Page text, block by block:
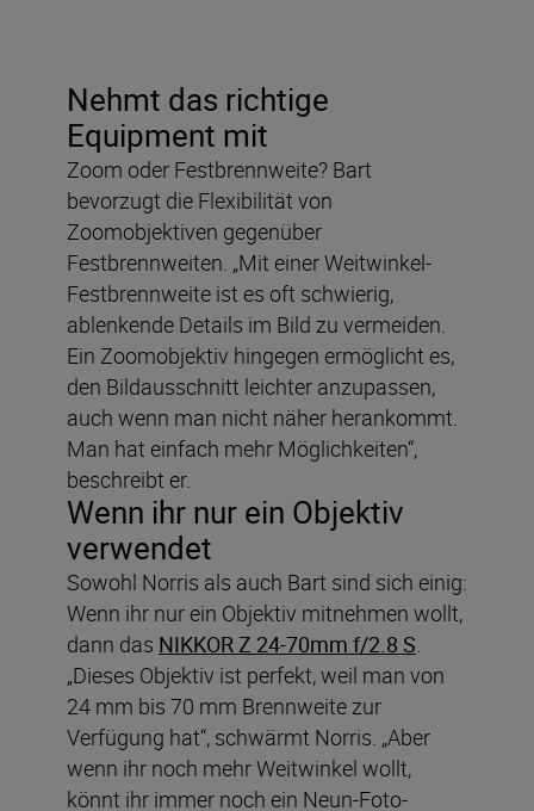
Nehmt das richtige
Equipment mit
Zoom oder Festbrennweite? Bart
bevorzugt die Flexibilität von
Zoomobjektiven gegenüber
Festbrennweiten. „Mit einer Weitwinkel-
Festbrennweite ist es oft schwierig,
ablenkende Details im Bild zu vermeiden.
Ein Zoomobjektiv hingegen ermöglicht es,
den Bildausschnitt leichter anzupassen,
auch wenn man nicht näher herankommt.
Man hat einfach mehr Möglichkeiten“,
beschreibt er.
Wenn ihr nur ein Objektiv
verwendet
Sowohl Norris als auch Bart sind sich einig:
Wenn ihr nur ein Objektiv mitnehmen wollt,
dann das NIKKOR Z 24-70mm f/2.8 S.
„Dieses Objektiv ist perfekt, weil man von
24 mm bis 70 mm Brennweite zur
Verfügung hat“, schwärmt Norris. „Aber
wenn ihr noch mehr Weitwinkel wollt,
könnt ihr immer noch ein Neun-Foto-